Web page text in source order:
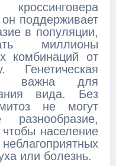
поддерживает
в популяции,
миллионы
комбинаций от
Генетическая
важна для
вида. Без
не могут
разнообразие,
население
или болезнь.